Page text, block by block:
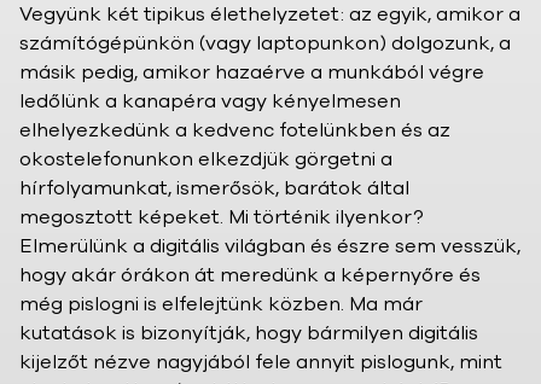
Vegyünk két tipikus élethelyzetet: az egyik, amikor a
számítógépünkön (vagy laptopunkon) dolgozunk, a
másik pedig, amikor hazaérve a munkából végre
ledőlünk a kanapéra vagy kényelmesen
elhelyezkedünk a kedvenc fotelünkben és az
okostelefonunkon elkezdjük görgetni a
hírfolyamunkat, ismerősök, barátok által
megosztott képeket. Mi történik ilyenkor?
Elmerülünk a digitális világban és észre sem vesszük,
hogy akár órákon át meredünk a képernyőre és
még pislogni is elfelejtünk közben. Ma már
kutatások is bizonyítják, hogy bármilyen digitális
kijelzőt nézve nagyjából fele annyit pislogunk, mint